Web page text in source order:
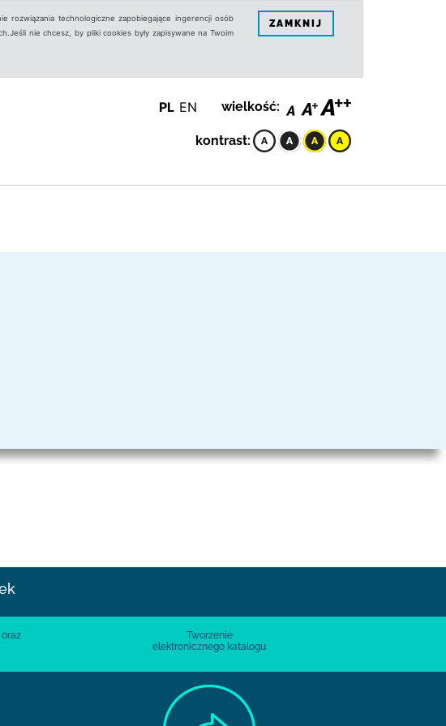
rozwiązania technologiczne zapobiegające ingerencji osób
nie chcesz, by pliki cookies były zapisywane na Twoim
ZAMKNIJ
PL EN wielkość:
kontrast:
Tworzenie
elektronicznego katalogu